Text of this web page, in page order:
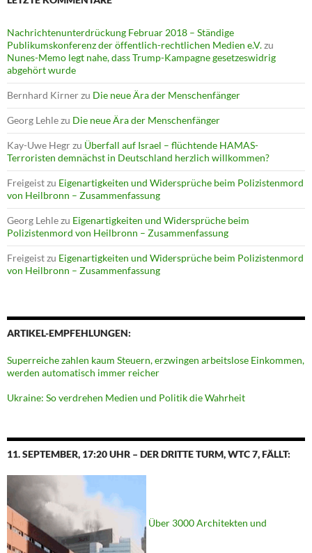
Nachrichtenunterdrückung Februar 2018 – Ständige
Publikumskonferenz der öffentlich-rechtlichen Medien e.V.zu
Nunes-Memo legt nahe, dass Trump-Kampagne gesetzeswidrig
abgehört wurde
Bernhard Kirnerzu Die neue Ära der Menschenfänger
Georg Lehlezu Die neue Ära der Menschenfänger
Kay-Uwe Hegrzu Überfall auf Israel – flüchtende HAMAS-
Terroristen demnächst in Deutschland herzlich willkommen?
Freigeistzu Eigenartigkeiten und Widersprüche beim Polizistenmord
von Heilbronn – Zusammenfassung
Georg Lehlezu Eigenartigkeiten und Widersprüche beim
Polizistenmord von Heilbronn – Zusammenfassung
Freigeistzu Eigenartigkeiten und Widersprüche beim Polizistenmord
von Heilbronn – Zusammenfassung
ARTIKEL-EMPFEHLUNGEN:
Superreiche zahlen kaum Steuern, erzwingen arbeitslose Einkommen,
werden automatisch immer reicher
Ukraine: So verdrehen Medien und Politik die Wahrheit
11. SEPTEMBER, 17:20 UHR – DER DRITTE TURM, WTC 7, FÄLLT:
Über 3000 Architekten und